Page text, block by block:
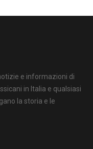
e informazioni di
in Italia e qualsiasi
la storia e le